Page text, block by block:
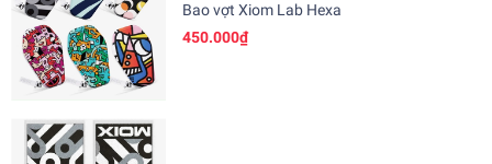
Bao vợt Xiom Lab Hexa
450.000₫